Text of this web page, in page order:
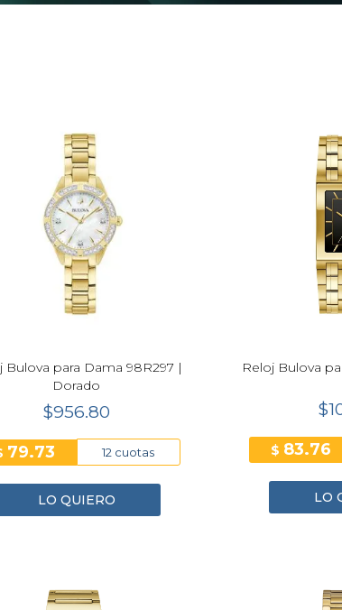
Bulova para Dama 98R297 |
Dorado
$956.80
79.73 12 cuotas
LO QUIERO
Reloj Bulova
$ 83.76
LO